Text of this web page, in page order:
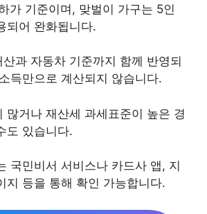
가 기준이며, 맞벌이 가구는 5인
되어 완화됩니다.
과 자동차 기준까지 함께 반영되
득만으로 계산되지 않습니다.
많거나 재산세 과세표준이 높은 경
도 있습니다.
국민비서 서비스나 카드사 앱, 지
지 등을 통해 확인 가능합니다.